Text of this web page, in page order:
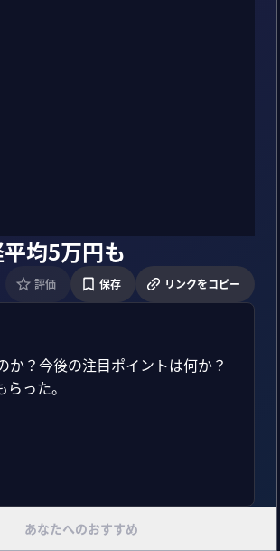
均5万円も
評価 保存 リンクをコピー
？今後の注目ポイントは何か？
った。
あなたへのおすすめ